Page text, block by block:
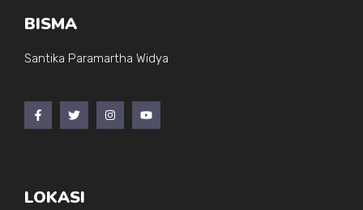
BISMA
Santika Paramartha Widya
LOKASI